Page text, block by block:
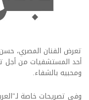
تعرض الفنان المصري،
أحد المستشفيات من أجل
ومحبيه بالشفاء.
وفي تصريحات خاصة